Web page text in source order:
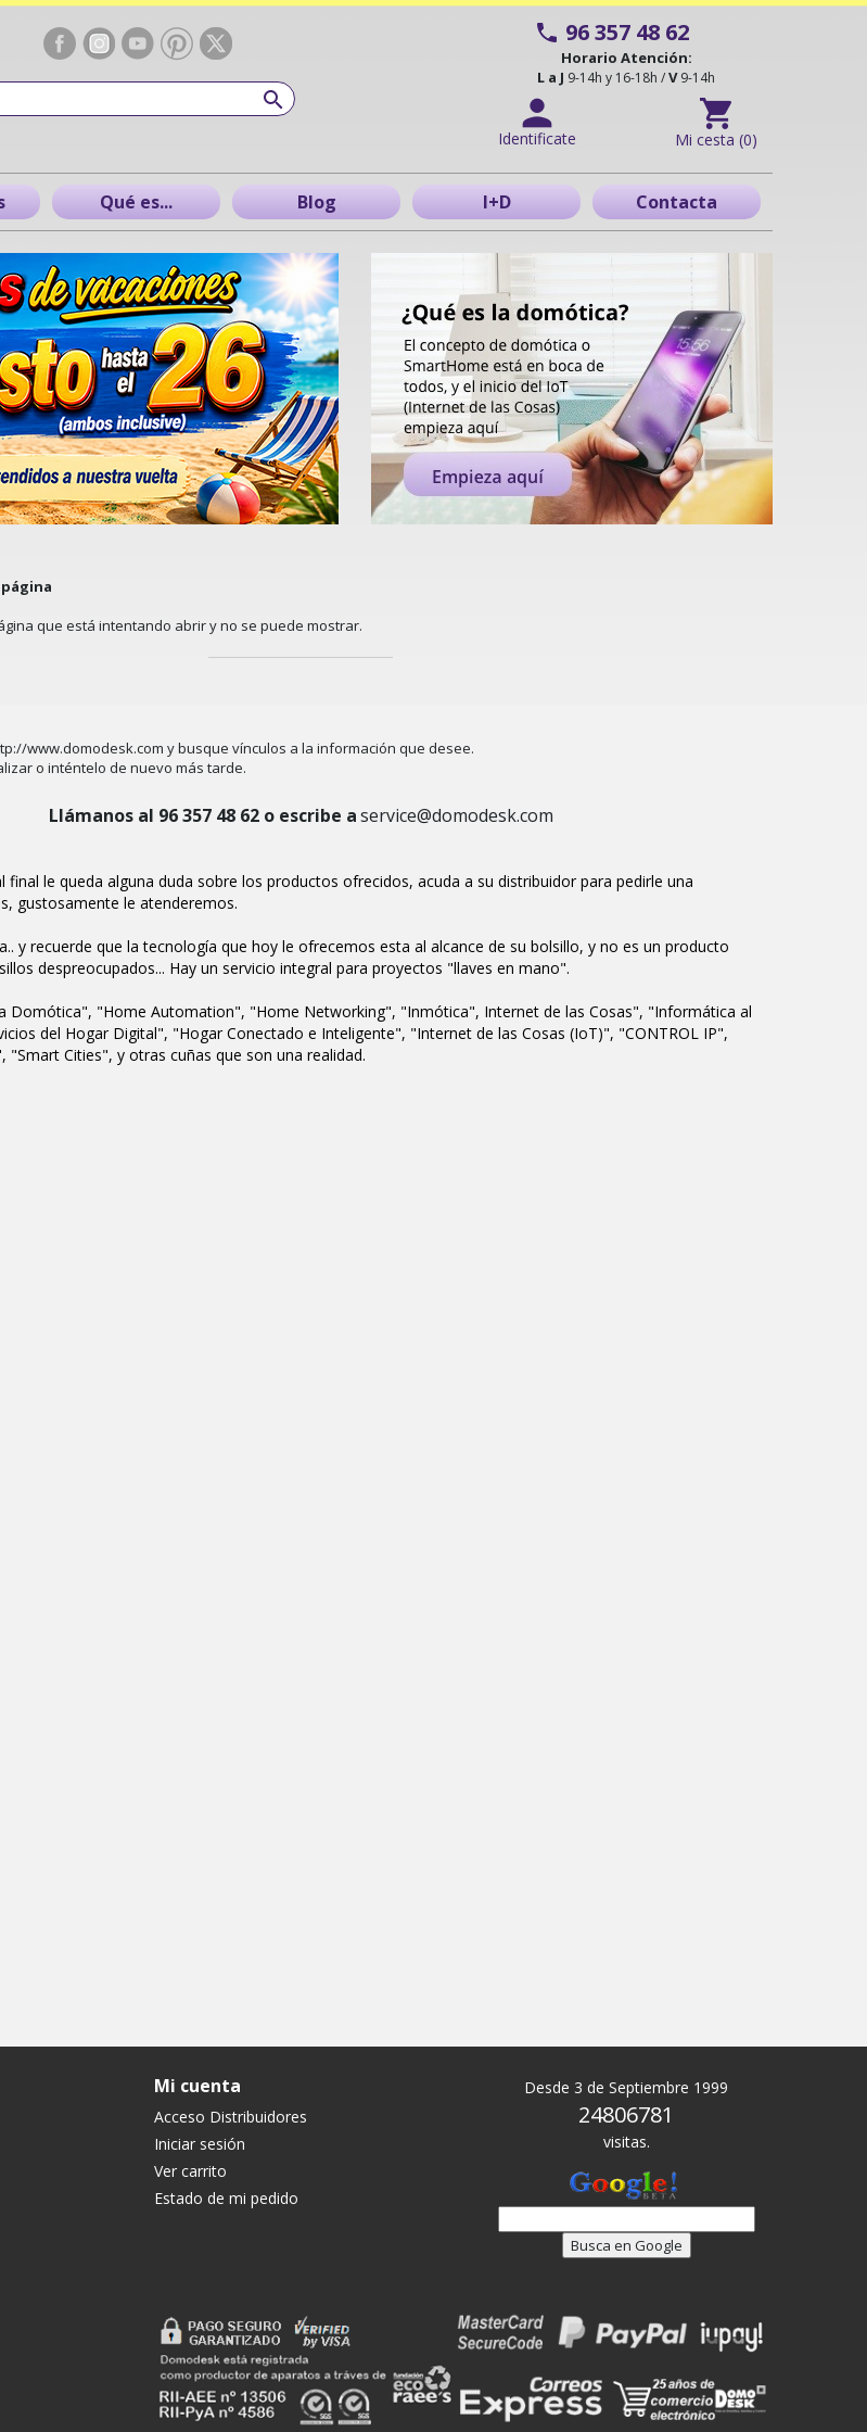
96 357 48 62
Horario Atención:
L a J 9-14h y 16-18h /V9-14h
Identificate Mi cesta (0)
Qué es... Blog I+D Contacta
que está intentando abrir y no se puede mostrar.
www.domodesk.com y busque vínculos a la información que desee.
o inténtelo de nuevo más tarde.
Llámanos al 96 357 48 62 o escribe aservice@domodesk.com
final le queda alguna duda sobre los productos ofrecidos, acuda a su distribuidor para pedirle una
gustosamente le atenderemos.
y recuerde que la tecnología que hoy le ofrecemos esta al alcance de su bolsillo, y no es un producto
despreocupados... Hay un servicio integral para proyectos "llaves en mano".
Domótica", "Home Automation", "Home Networking", "Inmótica", Internet de las Cosas", "Informática al
del Hogar Digital", "Hogar Conectado e Inteligente", "Internet de las Cosas (IoT)", "CONTROL IP",
"Smart Cities", y otras cuñas que son una realidad.
Mi cuenta
Acceso Distribuidores
Iniciar sesión
Ver carrito
Estado de mi pedido
Desde 3 de Septiembre 1999
24806781
visitas.